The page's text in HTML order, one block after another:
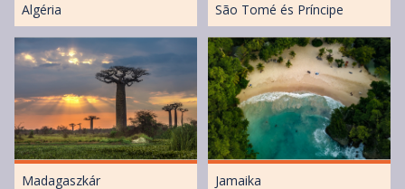
Algéria São Tomé és Príncipe
Madagaszkár Jamaika